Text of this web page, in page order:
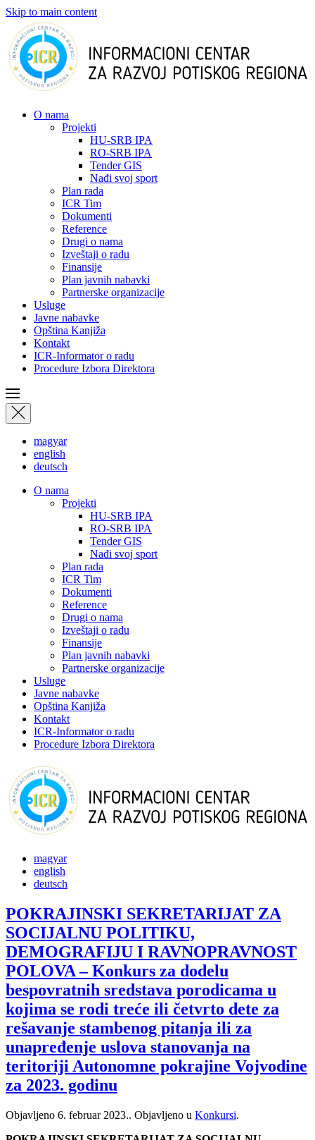
Skip to main content
О nama
Projekti
HU-SRB IPA
RO-SRB IPA
Tender GIS
Nađi svoj sport
Plan rada
ICR Tim
Dokumenti
Reference
Drugi o nama
Izveštaji o radu
Finansije
Plan javnih nabavki
Partnerske organizacije
Usluge
Javne nabavke
Opština Kanjiža
Kontakt
ICR-Informator o radu
Procedure Izbora Direktora
magyar
english
deutsch
О nama
Projekti
HU-SRB IPA
RO-SRB IPA
Tender GIS
Nađi svoj sport
Plan rada
ICR Tim
Dokumenti
Reference
Drugi o nama
Izveštaji o radu
Finansije
Plan javnih nabavki
Partnerske organizacije
Usluge
Javne nabavke
Opština Kanjiža
Kontakt
ICR-Informator o radu
Procedure Izbora Direktora
magyar
english
deutsch
POKRAJINSKI SEKRETARIJAT ZA
SOCIJALNU POLITIKU,
DEMOGRAFIJU I RAVNOPRAVNOST
POLOVA – Konkurs za dodelu
bespovratnih sredstava porodicama u
kojima se rodi treće ili četvrto dete za
rešavanje stambenog pitanja ili za
unapređenje uslova stanovanja na
teritoriji Autonomne pokrajine Vojvodine
za 2023. godinu
Objavljeno 6. februar 2023.. Objavljeno u Konkursi.